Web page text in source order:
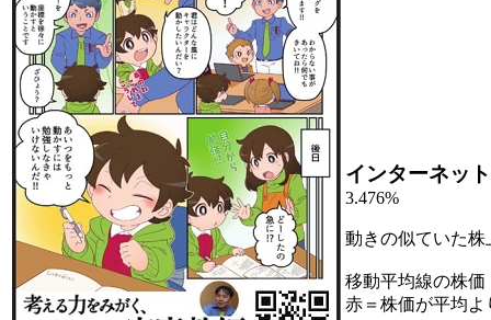
インターネッ
3.476%
動きの似ていた
移動平均線の株価
赤＝株価が平均